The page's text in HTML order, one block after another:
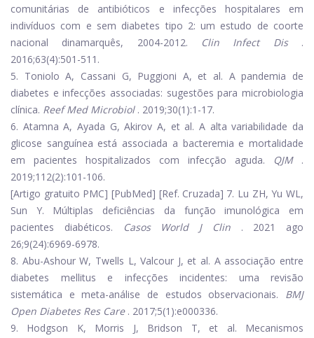
comunitárias de antibióticos e infecções hospitalares em
indivíduos com e sem diabetes tipo 2: um estudo de coorte
nacional dinamarquês, 2004-2012.
Clin Infect Dis.
2016;63(4):501-511.
5. Toniolo A, Cassani G, Puggioni A, et al. A pandemia de
diabetes e infecções associadas: sugestões para microbiologia
clínica. Reef Med Microbiol. 2019;30(1):1-17.
6. Atamna A, Ayada G, Akirov A, et al. A alta variabilidade da
glicose sanguínea está associada a bacteremia e mortalidade
em pacientes hospitalizados com infecção aguda.
QJM.
2019;112(2):101-106.
[Artigo gratuito PMC] [PubMed] [Ref. Cruzada] 7. Lu ZH, Yu WL,
Sun Y. Múltiplas deficiências da função imunológica em
pacientes diabéticos.
Casos World J Clin. 2021 ago
26;9(24):6969-6978.
8. Abu-Ashour W, Twells L, Valcour J, et al. A associação entre
diabetes mellitus e infecções incidentes: uma revisão
sistemática e meta-análise de estudos observacionais. BMJ
Open Diabetes Res Care. 2017;5(1):e000336.
9. Hodgson K, Morris J, Bridson T, et al. Mecanismos